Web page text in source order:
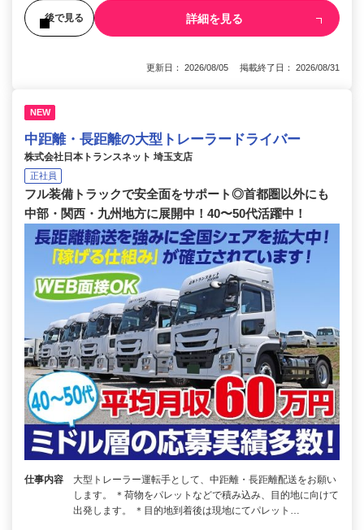
後で見る 詳細を見る
更新日： 2026/08/05 掲載終了日： 2026/08/31
NEW
中距離・長距離の大型トレーラードライバー
株式会社日本トランスネット 埼玉支店
正社員
フル装備トラックで安全面をサポート◎首都圏以外にも
中部・関西・九州地方に展開中！40〜50代活躍中！
仕事内容
大型トレーラー運転手として、中距離・長距離配送をお願い
します。 ＊荷物をパレットなどで積み込み、目的地に向けて
出発します。 ＊目的地到着後は現地にてパレット…